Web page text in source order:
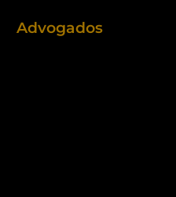
Advogados